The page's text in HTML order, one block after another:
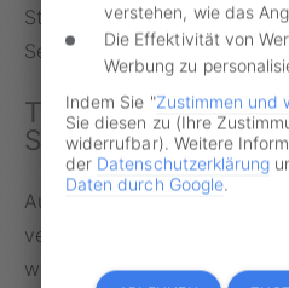
Stau oder ein
Senkel.
Tipps & Tricks zur
Stressvermeidung
Auch wenn nicht alle
vermeidbar sind, spielt das
wichtige Rolle. So gibt auch
verstehen, wie das
Die Effektivität von
Werbung zu
Indem Sie "Zustimmen und
Sie diesen zu (Ihre
widerrufbar). Weitere
der Datenschutzerklärung
Daten durch Google.